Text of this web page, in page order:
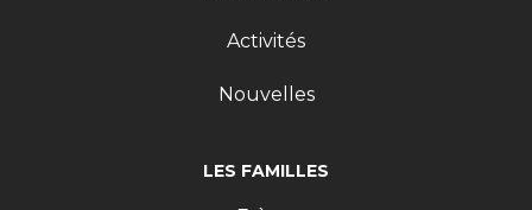
LES FAMILLES
Activités
Nouvelles